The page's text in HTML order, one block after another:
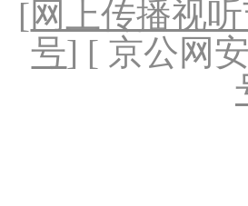
[网上传播视
号] [ 京公网